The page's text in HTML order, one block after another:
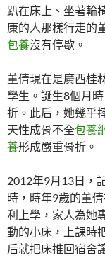
趴在床上、坐著輪
康的人那樣行走的
包養沒有停歇。
董倩現在是廣西桂
學生。誕生8個月
折。此后，她幾乎
天性成骨不全包養
養形成嚴重骨折。
2012年9月13日，
時，時年9歲的董
利上學，家人為她
動的小床，上課時
后就把床推回宿舍